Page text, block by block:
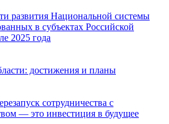
развития Национальной системы
в субъектах Российской
2025 года
достижения и планы
сотрудничества с
— это инвестиция в будущее